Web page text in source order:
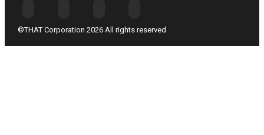
©THAT Corporation 2026 All rights reserved